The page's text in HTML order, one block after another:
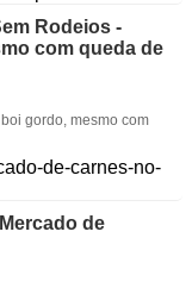
Rodeios -
com queda de
gordo, mesmo com
de